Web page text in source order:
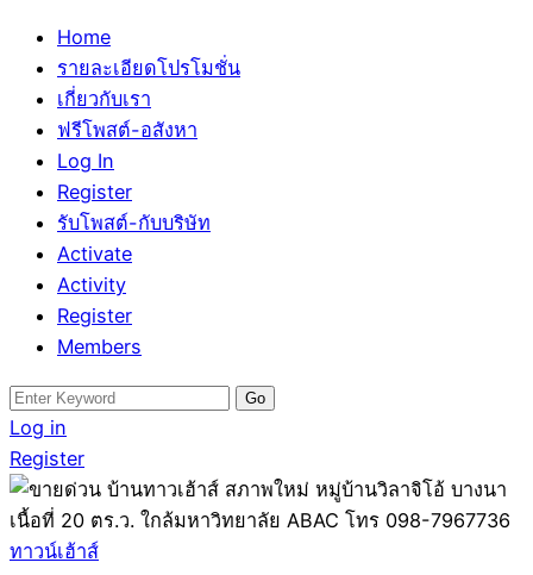
Home
รายละเอียดโปรโมชั่น
เกี่ยวกับเรา
ฟรีโพสต์-อสังหา
Log In
Register
รับโพสต์-กับบริษัท
Activate
Activity
Register
Members
Search
for:
Log in
Register
ทาวน์เฮ้าส์